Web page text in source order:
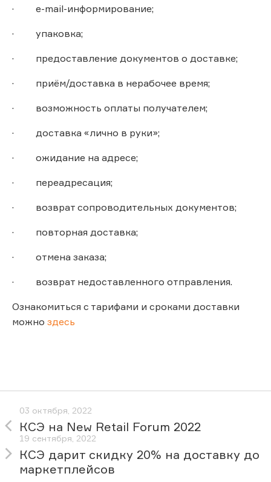
· e-mail-информирование;
· упаковка;
· предоставление документов о доставке;
· приём/доставка в нерабочее время;
· возможность оплаты получателем;
· доставка «лично в руки»;
· ожидание на адресе;
· переадресация;
· возврат сопроводительных документов;
· повторная доставка;
· отмена заказа;
· возврат недоставленного отправления.
Ознакомиться с тарифами и сроками доставки
можно здесь
03 октября, 2022
КСЭ на New Retail Forum 2022
19 сентября, 2022
КСЭ дарит скидку 20% на доставку до
маркетплейсов